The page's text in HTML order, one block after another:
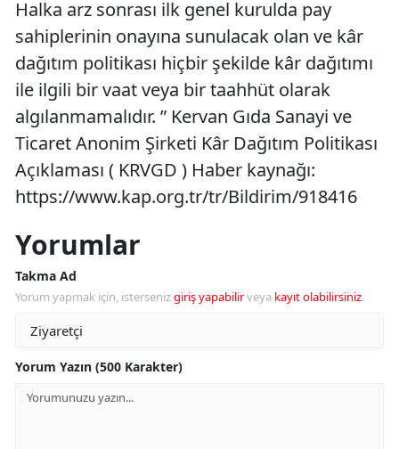
Halka arz sonrası ilk genel kurulda pay
sahiplerinin onayına sunulacak olan ve kâr
dağıtım politikası hiçbir şekilde kâr dağıtımı
ile ilgili bir vaat veya bir taahhüt olarak
algılanmamalıdır. ” Kervan Gıda Sanayi ve
Ticaret Anonim Şirketi Kâr Dağıtım Politikası
Açıklaması ( KRVGD ) Haber kaynağı:
https://www.kap.org.tr/tr/Bildirim/918416
Yorumlar
Takma Ad
Yorum yapmak için, istersenizgiriş yapabilirveya kayıt olabilirsiniz.
Yorum Yazın (500 Karakter)